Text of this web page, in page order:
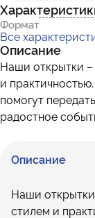
Формат
Все
Описание
Наши открытки
и
помогут
радостное
Описание
Наши
стилем и